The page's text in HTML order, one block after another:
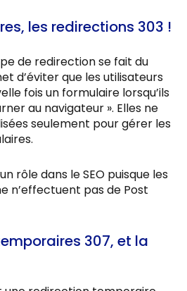
les redirections 303 !
de redirection se fait du
d’éviter que les utilisateurs
fois un formulaire lorsqu’ils
au navigateur ». Elles ne
seulement pour gérer les
rôle dans le SEO puisque les
n’effectuent pas de Post
307, et la